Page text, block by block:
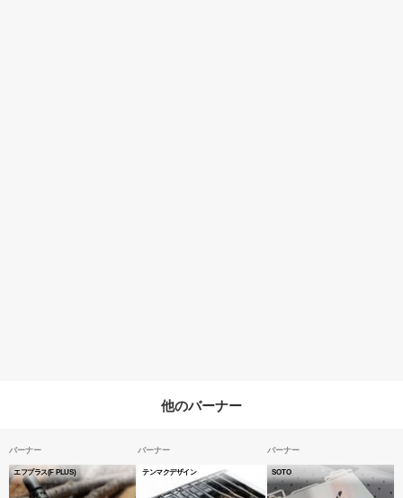
他のバーナー
バーナー
エフプラス(F PLUS)
バーナー
テンマクデザイン
バーナー
SOTO